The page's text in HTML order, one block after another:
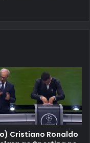
Cristiano Ronaldo